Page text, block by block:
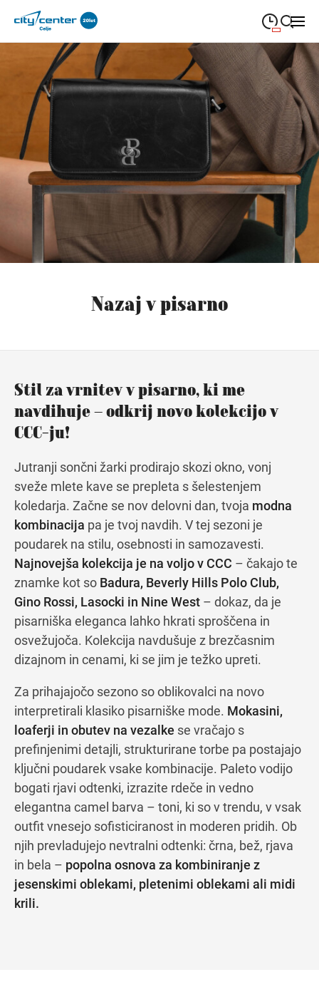
Close search
ponedeljek
PONEDELJEK 09:00 — 21:00
torek
TOREK 09:00—21:00
sreda
SREDA 09:00 — 21:00
četrtek
ČETRTEK 09:00—21:00
PETEK 09:00 21:00
sobota
21:00
Nazaj v pisarno
Stil za vrnitev v pisarno, ki me
navdihuje – odkrij novo kolekcijo v
CCC-ju!
Jutranji sončni žarki prodirajo skozi okno, vonj
sveže mlete kave se prepleta s šelestenjem
koledarja. Začne se nov delovni dan, tvoja modna
kombinacija pa je tvoj navdih. V tej sezoni je
poudarek na stilu, osebnosti in samozavesti.
Najnovejša kolekcija je na voljo v CCC – čakajo te
znamke kot so Badura, Beverly Hills Polo Club,
Gino Rossi, Lasocki in Nine West – dokaz, da je
pisarniška eleganca lahko hkrati sproščena in
osvežujoča. Kolekcija navdušuje z brezčasnim
dizajnom in cenami, ki se jim je težko upreti.
Za prihajajočo sezono so oblikovalci na novo
interpretirali klasiko pisarniške mode. Mokasini,
loaferji in obutev na vezalke se vračajo s
prefinjenimi detajli, strukturirane torbe pa postajajo
ključni poudarek vsake kombinacije. Paleto vodijo
bogati rjavi odtenki, izrazite rdeče in vedno
elegantna camel barva – toni, ki so v trendu, v vsak
outfit vnesejo sofisticiranost in moderen pridih. Ob
njih prevladujejo nevtralni odtenki: črna, bež, rjava
in bela – popolna osnova za kombiniranje z
jesenskimi oblekami, pletenimi oblekami ali midi
krili.